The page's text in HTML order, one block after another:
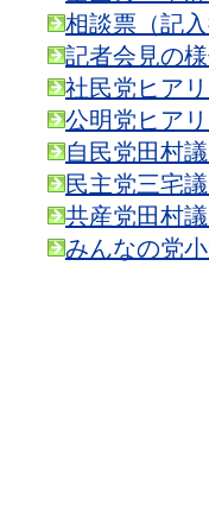
相談票（記
記者会見の
社民党ヒア
公明党ヒア
自民党田村
民主党三宅
共産党田村
みんなの党